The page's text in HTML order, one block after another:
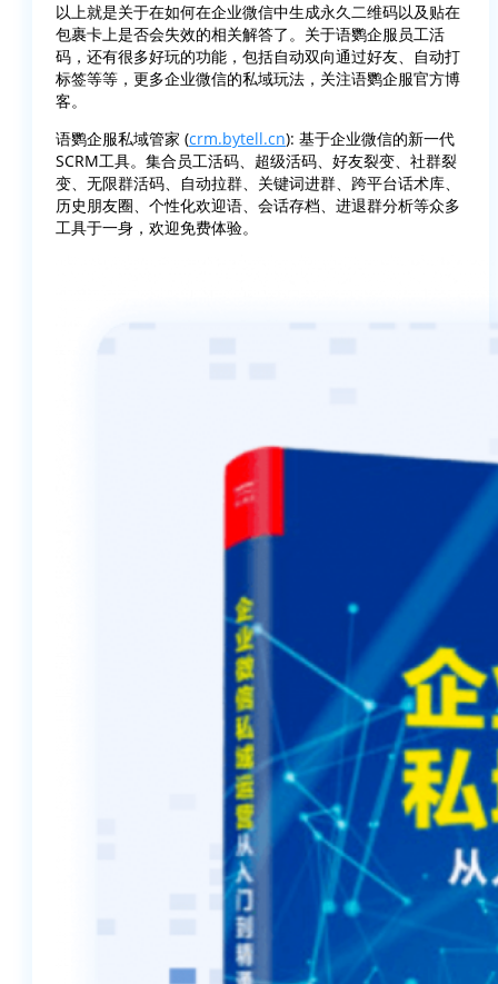
以上就是关于在如何在企业微信中生成永久二维码以及贴在
包裹卡上是否会失效的相关解答了。关于语鹦企服员工活
码，还有很多好玩的功能，包括自动双向通过好友、自动打
标签等等，更多企业微信的私域玩法，关注语鹦企服官方博
客。
语鹦企服私域管家 (crm.bytell.cn): 基于企业微信的新一代
SCRM工具。集合员工活码、超级活码、好友裂变、社群裂
变、无限群活码、自动拉群、关键词进群、跨平台话术库、
历史朋友圈、个性化欢迎语、会话存档、进退群分析等众多
工具于一身，欢迎免费体验。